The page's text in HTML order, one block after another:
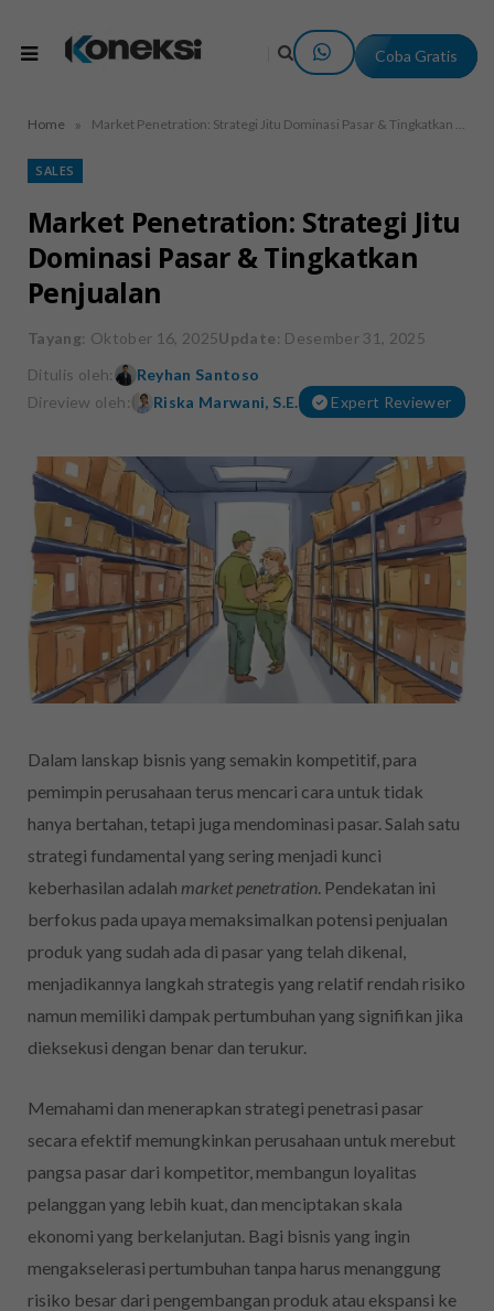
Coba Gratis
Home »
SALES
Market Penetration: Strategi Jitu
Dominasi Pasar & Tingkatkan
Penjualan
Tayang: Oktober 16, 2025Update: Desember 31, 2025
Ditulis oleh:
Reyhan Santoso
Direview oleh:
Riska Marwani, S.E. Expert Reviewer
Dalam lanskap bisnis yang semakin kompetitif, para
pemimpin perusahaan terus mencari cara untuk tidak
hanya bertahan, tetapi juga mendominasi pasar. Salah satu
strategi fundamental yang sering menjadi kunci
keberhasilan adalah market penetration . Pendekatan ini
berfokus pada upaya memaksimalkan potensi penjualan
produk yang sudah ada di pasar yang telah dikenal,
menjadikannya langkah strategis yang relatif rendah risiko
namun memiliki dampak pertumbuhan yang signifikan jika
dieksekusi dengan benar dan terukur.
Memahami dan menerapkan strategi penetrasi pasar
secara efektif memungkinkan perusahaan untuk merebut
pangsa pasar dari kompetitor, membangun loyalitas
pelanggan yang lebih kuat, dan menciptakan skala
ekonomi yang berkelanjutan. Bagi bisnis yang ingin
mengakselerasi pertumbuhan tanpa harus menanggung
risiko besar dari pengembangan produk atau ekspansi ke